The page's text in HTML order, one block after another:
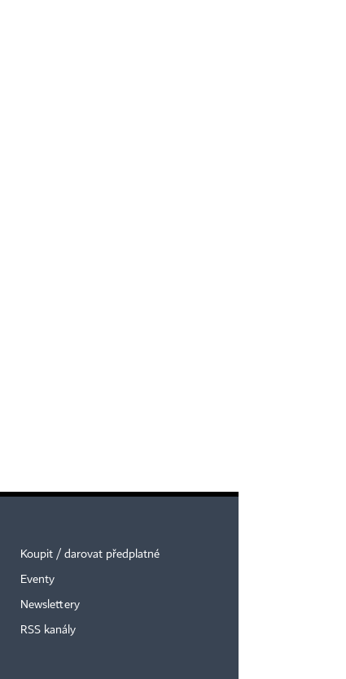
Koupit / darovat předplatné
Eventy
Newslettery
RSS kanály